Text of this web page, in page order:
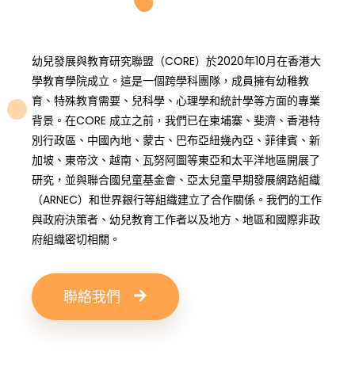
幼兒發展與教育研究聯盟（CORE）於2020年10月在香港大
學教育學院成立。這是一個跨學科團隊，成員擁有幼稚教
育、特殊教育需要、兒科學、心理學和統計學等方面的專業
背景。在CORE 成立之前，我們已在柬埔寨、斐濟、香港特
別行政區、中國內地、蒙古、巴布亞紐幾內亞、菲律賓、新
加坡、東帝汶、越南、瓦努阿圖等東亞和太平洋地區開展了
研究，並與聯合國兒童基金會、亞太兒童早期發展網路組織
（ARNEC）和世界銀行等組織建立了合作關係。我們的工作
與政府決策者、幼兒教育工作者以及地方、地區和國際非政
府組織密切相關。
聯絡我們